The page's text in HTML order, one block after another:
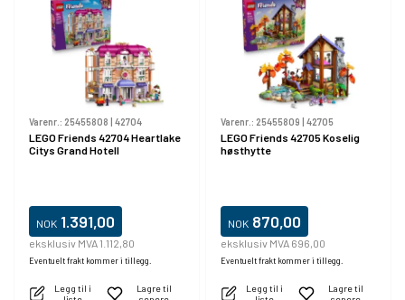
Varenr.: 25455808 | 42704
LEGO Friends 42704 Heartlake
Citys Grand Hotell
NOK 1.391,00
eksklusiv MVA 1.112,80
Eventuelt frakt kommer i tillegg.
Legg til i
Lagre til
Varenr.: 25455809 | 42705
LEGO Friends 42705 Koselig
høsthytte
NOK 870,00
eksklusiv MVA 696,00
Eventuelt frakt kommer i tillegg.
Legg til i
Lagre til